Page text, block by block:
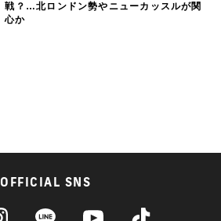
戦？…北ロンドン勢やニューカッスルが関
心か
OFFICIAL SNS